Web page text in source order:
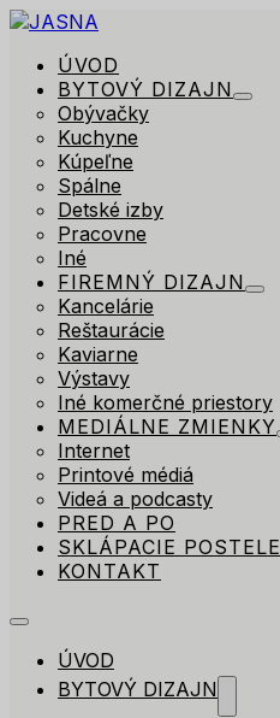
ÚVOD
BYTOVÝ DIZAJN
Obývačky
Kuchyne
Kúpeľne
Spálne
Detské izby
Pracovne
Iné
FIREMNÝ DIZAJN
Kancelárie
Reštaurácie
Kaviarne
Výstavy
Iné komerčné priestory
MEDIÁLNE ZMIENKY
Internet
Printové médiá
Videá a podcasty
PRED A PO
SKLÁPACIE POSTELE
KONTAKT
ÚVOD
BYTOVÝ DIZAJN